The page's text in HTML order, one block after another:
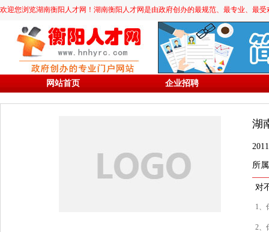
欢迎您浏览湖南衡阳人才网！湖南衡阳人才网是由政府创办的最规范、最专业、最
网站首页 企业招聘
湖
所
对
1、
2、